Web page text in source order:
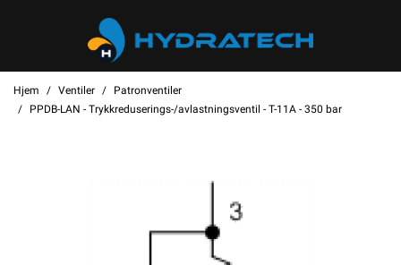
Hjem Ventiler
Patronventiler
PPDB-LAN - Trykkreduserings-/avlastningsventil - T-11A - 350 bar